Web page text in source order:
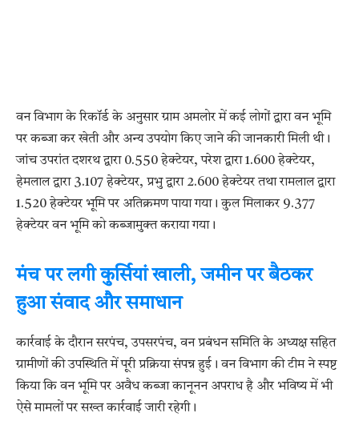
वन विभाग के रिकॉर्ड के अनुसार ग्राम अमलोर में कई लोगों द्वारा वन भूमि
पर कब्जा कर खेती और अन्य उपयोग किए जाने की जानकारी मिली थी।
जांच उपरांत दशरथ द्वारा 0.550 हेक्टेयर, परेश द्वारा 1.600 हेक्टेयर,
हेमलाल द्वारा 3.107 हेक्टेयर, प्रभु द्वारा 2.600 हेक्टेयर तथा रामलाल द्वारा
1.520 हेक्टेयर भूमि पर अतिक्रमण पाया गया। कुल मिलाकर 9.377
हेक्टेयर वन भूमि को कब्जामुक्त कराया गया।
मंच पर लगी कुर्सियां खाली, जमीन पर बैठकर
हुआ संवाद और समाधान
कार्रवाई के दौरान सरपंच, उपसरपंच, वन प्रबंधन समिति के अध्यक्ष सहित
ग्रामीणों की उपस्थिति में पूरी प्रक्रिया संपन्न हुई। वन विभाग की टीम ने स्पष्ट
किया कि वन भूमि पर अवैध कब्जा कानूनन अपराध है और भविष्य में भी
ऐसे मामलों पर सख्त कार्रवाई जारी रहेगी।